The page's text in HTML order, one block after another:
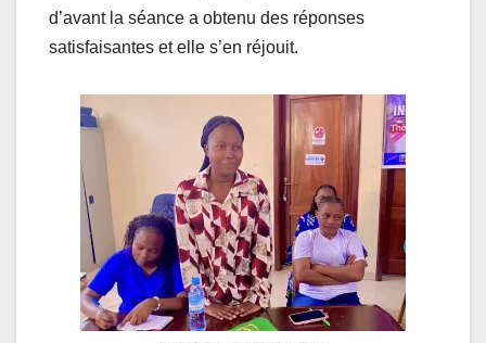
d’avant la séance a obtenu des réponses
satisfaisantes et elle s’en réjouit.